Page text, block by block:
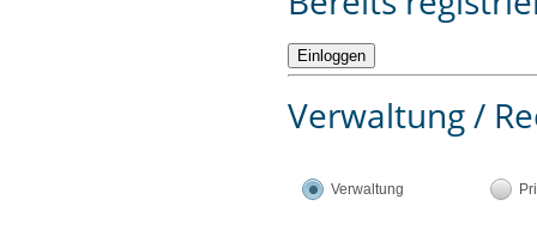
Verwaltung /
Verwaltung